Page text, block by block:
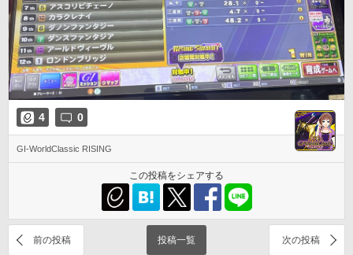
4 0
GI-WorldClassic RISING
この投稿をシェアする
前の投稿 投稿一覧 次の投稿